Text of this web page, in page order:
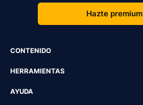
Hazte premium
CONTENIDO
HERRAMIENTAS
AYUDA